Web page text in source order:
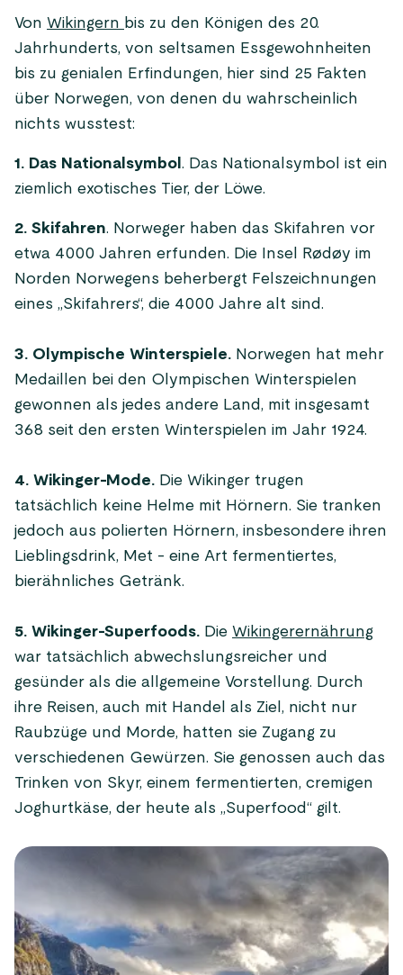
Von Wikingern bis zu den Königen des 20.
Jahrhunderts, von seltsamen Essgewohnheiten
bis zu genialen Erfindungen, hier sind 25 Fakten
über Norwegen, von denen du wahrscheinlich
nichts wusstest:
1. Das Nationalsymbol . Das Nationalsymbol ist ein
ziemlich exotisches Tier, der Löwe.
2. Skifahren. Norweger haben das Skifahren vor
etwa 4000 Jahren erfunden. Die Insel Rødøy im
Norden Norwegens beherbergt Felszeichnungen
eines „Skifahrers“, die 4000 Jahre alt sind.
3. Olympische Winterspiele. Norwegen hat mehr
Medaillen bei den Olympischen Winterspielen
gewonnen als jedes andere Land, mit insgesamt
368 seit den ersten Winterspielen im Jahr 1924.
4. Wikinger-Mode. Die Wikinger trugen
tatsächlich keine Helme mit Hörnern. Sie tranken
jedoch aus polierten Hörnern, insbesondere ihren
Lieblingsdrink, Met - eine Art fermentiertes,
bierähnliches Getränk.
5. Wikinger-Superfoods. Die Wikingerernährung
war tatsächlich abwechslungsreicher und
gesünder als die allgemeine Vorstellung. Durch
ihre Reisen, auch mit Handel als Ziel, nicht nur
Raubzüge und Morde, hatten sie Zugang zu
verschiedenen Gewürzen. Sie genossen auch das
Trinken von Skyr, einem fermentierten, cremigen
Joghurtkäse, der heute als „Superfood“ gilt.